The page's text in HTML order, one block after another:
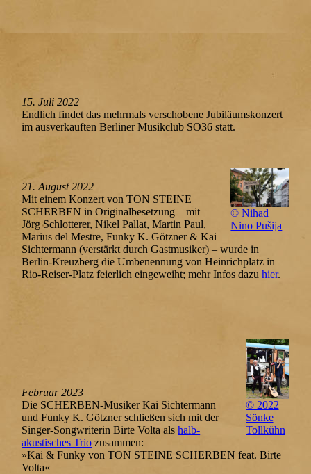
15. Juli 2022
Endlich findet das mehrmals verschobene Jubiläumskonzert
im ausverkauften Berliner Musikclub SO36 statt.
© Nihad
Nino Pušija
21. August 2022
Mit einem Konzert von TON STEINE
SCHERBEN in Originalbesetzung – mit
Jörg Schlotterer, Nikel Pallat, Martin Paul,
Marius del Mestre, Funky K. Götzner & Kai
Sichtermann (verstärkt durch Gastmusiker) – wurde in
Berlin-Kreuzberg die Umbenennung von Heinrichplatz in
Rio-Reiser-Platz feierlich eingeweiht; mehr Infos dazuhier.
© 2022
Sönke
Tollkühn
Februar 2023
Die SCHERBEN-Musiker Kai Sichtermann
und Funky K. Götzner schließen sich mit der
Singer-Songwriterin Birte Volta alshalb-
akustisches Trio zusammen:
»Kai & Funky von TON STEINE SCHERBEN feat. Birte
Volta«